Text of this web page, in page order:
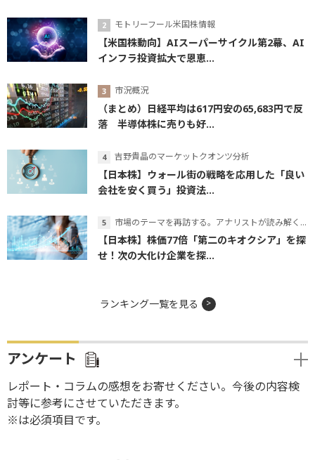
モトリーフール米国株情報
【米国株動向】AIスーパーサイクル第2幕、AI
インフラ投資拡大で恩恵...
市況概況
（まとめ）日経平均は617円安の65,683円で反
落 半導体株に売りも好...
吉野貴晶のマーケットクオンツ分析
【日本株】ウォール街の戦略を応用した「良い
会社を安く買う」投資法...
市場のテーマを再訪する。アナリストが読み解くテーマの本質
【日本株】株価77倍「第二のキオクシア」を探
せ！次の大化け企業を探...
ランキング一覧を見る
アンケート
レポート・コラムの感想をお寄せください。今後の内容検
討等に参考にさせていただきます。
※は必須項目です。